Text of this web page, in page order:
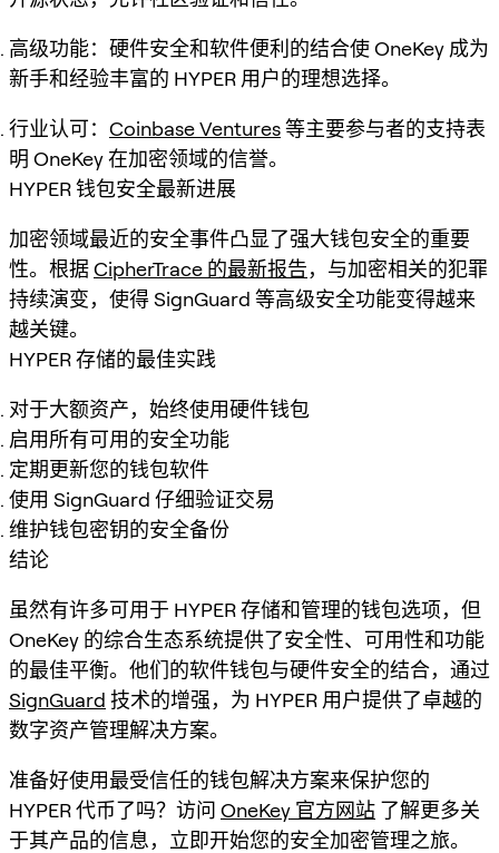
高级功能：硬件安全和软件便利的结合使 OneKey 成为
新手和经验丰富的 HYPER 用户的理想选择。
行业认可： Coinbase Ventures等主要参与者的支持表
明 OneKey 在加密领域的信誉。
HYPER 钱包安全最新进展
加密领域最近的安全事件凸显了强大钱包安全的重要
性。根据CipherTrace 的最新报告，与加密相关的犯罪
持续演变，使得 SignGuard 等高级安全功能变得越来
越关键。
HYPER 存储的最佳实践
对于大额资产，始终使用硬件钱包
启用所有可用的安全功能
定期更新您的钱包软件
使用 SignGuard 仔细验证交易
维护钱包密钥的安全备份
结论
虽然有许多可用于 HYPER 存储和管理的钱包选项，但
OneKey 的综合生态系统提供了安全性、可用性和功能
的最佳平衡。他们的软件钱包与硬件安全的结合，通过
SignGuard 技术的增强，为 HYPER 用户提供了卓越的
数字资产管理解决方案。
准备好使用最受信任的钱包解决方案来保护您的
HYPER 代币了吗？访问 OneKey 官方网站 了解更多关
于其产品的信息，立即开始您的安全加密管理之旅。